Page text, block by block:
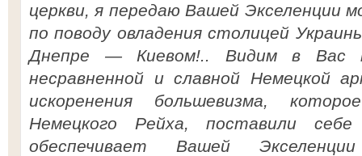
церкви, я передаю Вашей Экселенции
по поводу овладения столицей
Днепре — Киевом!.. Видим в Вас
несравненной и славной Немецкой
искоренения большевизма,
Немецкого Рейха, поставили
обеспечивает Вашей